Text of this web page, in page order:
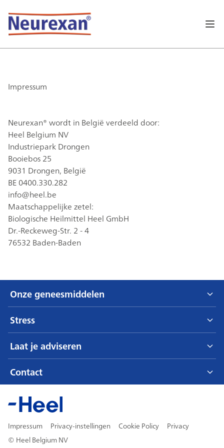
Impressum
Neurexan® wordt in België verdeeld door:
Heel Belgium NV
Industriepark Drongen
Booiebos 25
9031 Drongen, België
BE 0400.330.282
info@heel.be
Maatschappelijke zetel:
Biologische Heilmittel Heel GmbH
Dr.-Reckeweg-Str. 2 - 4
76532 Baden-Baden
Onze geneesmiddelen
Spascupreel®
Engystol®
Stress
Overdag
's Nachts
Laat je adviseren
Vraag raad aan een apotheker
Vraag raad bij een online apotheek
Contact
Impressum Privacy-instellingen Cookie Policy
Privacy
© Heel Belgium NV